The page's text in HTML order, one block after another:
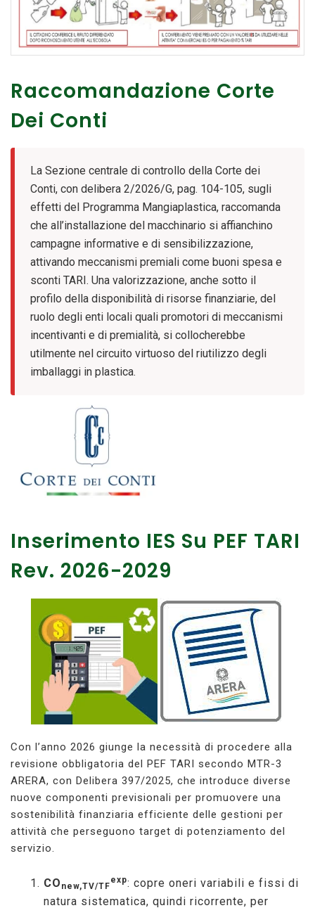
Raccomandazione Corte
Dei Conti
La Sezione centrale di controllo della Corte dei
Conti, con delibera 2/2026/G, pag. 104-105, sugli
effetti del Programma Mangiaplastica, raccomanda
che all’installazione del macchinario si affianchino
campagne informative e di sensibilizzazione,
attivando meccanismi premiali come buoni spesa e
sconti TARI. Una valorizzazione, anche sotto il
profilo della disponibilità di risorse finanziarie, del
ruolo degli enti locali quali promotori di meccanismi
incentivanti e di premialità, si collocherebbe
utilmente nel circuito virtuoso del riutilizzo degli
imballaggi in plastica.
Inserimento IES Su PEF TARI
Rev. 2026-2029
Con l’anno 2026 giunge la necessità di procedere alla
revisione obbligatoria del PEF TARI secondo MTR-3
ARERA, con Delibera 397/2025, che introduce diverse
nuove componenti previsionali per promuovere una
sostenibilità finanziaria efficiente delle gestioni per
attività che perseguono target di potenziamento del
servizio.
CO new,TV/TF
exp: copre oneri variabili e fissi di
natura sistematica, quindi ricorrente, per